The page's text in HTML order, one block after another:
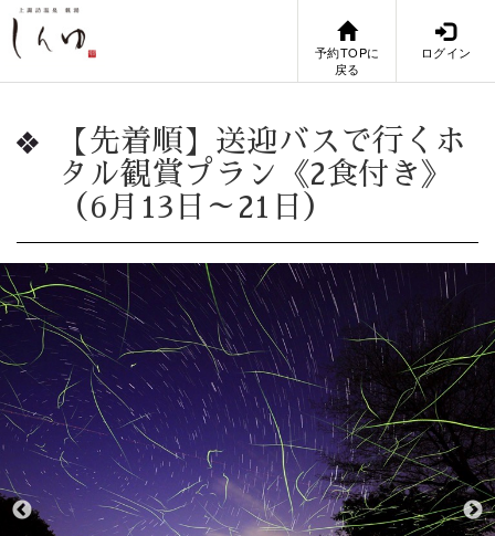
予約TOPに
戻る
ログイン
【先着順】送迎バスで行くホ
タル観賞プラン《2食付き》
（6月13日～21日）